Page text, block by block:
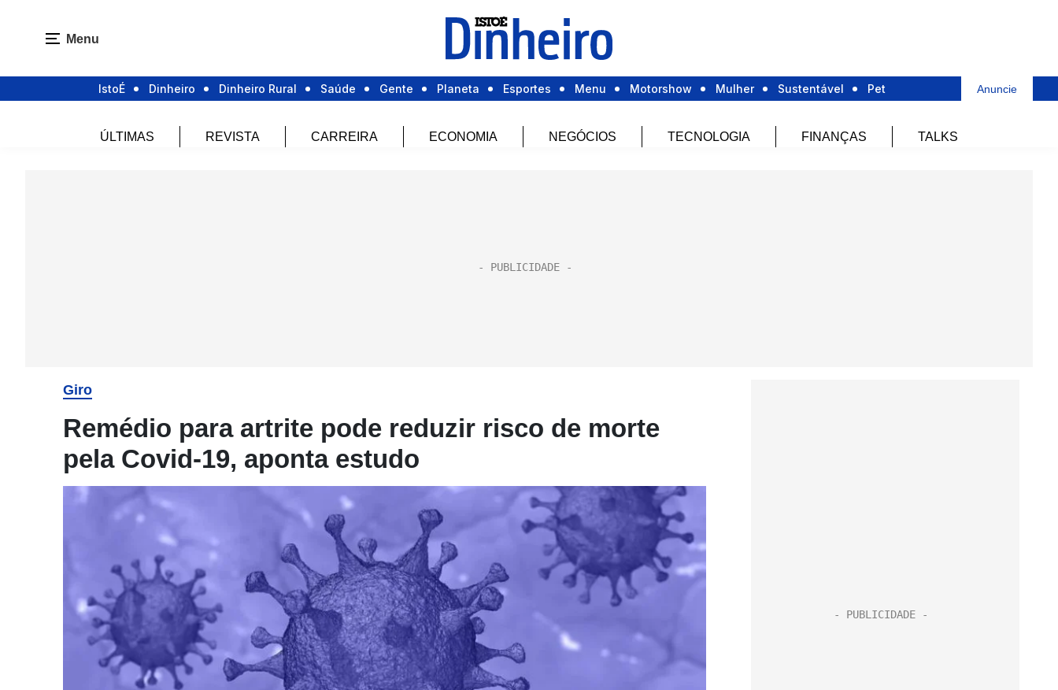
Menu
IstoÉ Dinheiro Dinheiro Rural Saúde Gente Planeta Esportes Menu Motorshow Mulher Sustentável Pet Anuncie
ÚLTIMAS REVISTA CARREIRA ECONOMIA NEGÓCIOS TECNOLOGIA FINANÇAS TALKS
Giro
Remédio para artrite pode reduzir risco de morte
pela Covid-19, aponta estudo